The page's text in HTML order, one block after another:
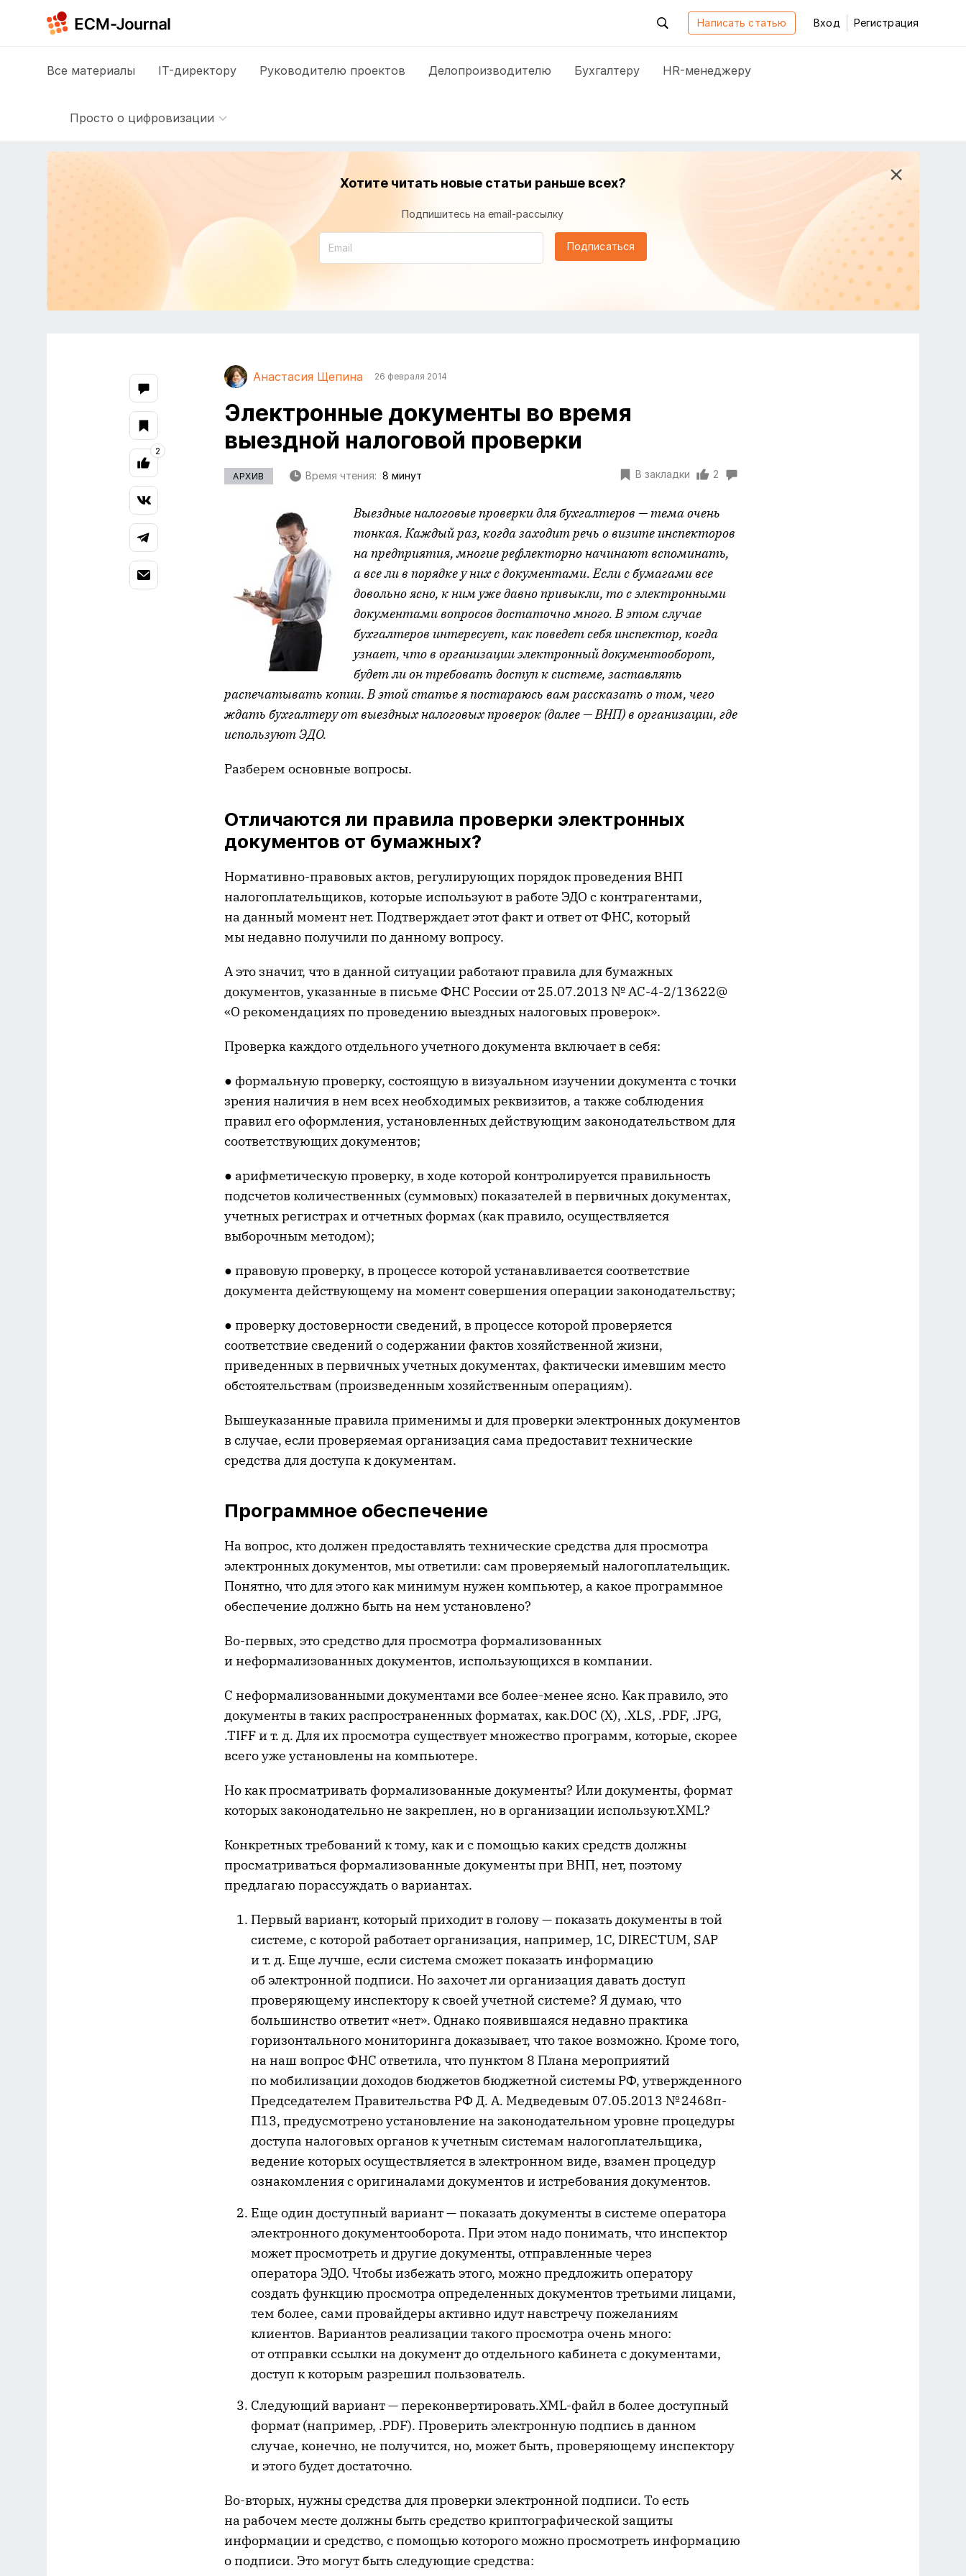
Написать статью Вход Регистрация
Все материалы IT-директору Руководителю проектов Делопроизводителю Бухгалтеру HR-менеджеру
Просто о цифровизации
Хотите читать новые статьи раньше всех?
Подпишитесь на email-рассылку
Подписаться
Анастасия Щепина 26 февраля 2014
Электронные документы во время
выездной налоговой проверки
АРХИВ Время чтения: 8 минут В закладки 2
Выездные налоговые проверки для бухгалтеров — тема очень
тонкая. Каждый раз, когда заходит речь о визите инспекторов
на предприятия, многие рефлекторно начинают вспоминать,
а все ли в порядке у них с документами. Если с бумагами все
довольно ясно, к ним уже давно привыкли, то с электронными
документами вопросов достаточно много. В этом случае
бухгалтеров интересует, как поведет себя инспектор, когда
узнает, что в организации электронный документооборот,
будет ли он требовать доступ к системе, заставлять
распечатывать копии. В этой статье я постараюсь вам рассказать о том, чего
ждать бухгалтеру от выездных налоговых проверок (далее — ВНП) в организации, где
используют ЭДО.
Разберем основные вопросы.
Отличаются ли правила проверки электронных
документов от бумажных?
Нормативно-правовых актов, регулирующих порядок проведения ВНП
налогоплательщиков, которые используют в работе ЭДО с контрагентами,
на данный момент нет. Подтверждает этот факт и ответ от ФНС, который
мы недавно получили по данному вопросу.
А это значит, что в данной ситуации работают правила для бумажных
документов, указанные в письме ФНС России от 25.07.2013 № АС-4-2/13622@
«О рекомендациях по проведению выездных налоговых проверок».
Проверка каждого отдельного учетного документа включает в себя:
● формальную проверку, состоящую в визуальном изучении документа с точки
зрения наличия в нем всех необходимых реквизитов, а также соблюдения
правил его оформления, установленных действующим законодательством для
соответствующих документов;
● арифметическую проверку, в ходе которой контролируется правильность
подсчетов количественных (суммовых) показателей в первичных документах,
учетных регистрах и отчетных формах (как правило, осуществляется
выборочным методом);
● правовую проверку, в процессе которой устанавливается соответствие
документа действующему на момент совершения операции законодательству;
● проверку достоверности сведений, в процессе которой проверяется
соответствие сведений о содержании фактов хозяйственной жизни,
приведенных в первичных учетных документах, фактически имевшим место
обстоятельствам (произведенным хозяйственным операциям).
Вышеуказанные правила применимы и для проверки электронных документов
в случае, если проверяемая организация сама предоставит технические
средства для доступа к документам.
Программное обеспечение
На вопрос, кто должен предоставлять технические средства для просмотра
электронных документов, мы ответили: сам проверяемый налогоплательщик.
Понятно, что для этого как минимум нужен компьютер, а какое программное
обеспечение должно быть на нем установлено?
Во-первых, это средство для просмотра формализованных
и неформализованных документов, использующихся в компании.
С неформализованными документами все более-менее ясно. Как правило, это
документы в таких распространенных форматах, как.DOC (X), .XLS, .PDF, .JPG,
.TIFF и т. д. Для их просмотра существует множество программ, которые, скорее
всего уже установлены на компьютере.
Но как просматривать формализованные документы? Или документы, формат
которых законодательно не закреплен, но в организации используют.XML?
Конкретных требований к тому, как и с помощью каких средств должны
просматриваться формализованные документы при ВНП, нет, поэтому
предлагаю порассуждать о вариантах.
Первый вариант, который приходит в голову — показать документы в той
системе, с которой работает организация, например, 1С, DIRECTUM, SAP
и т. д. Еще лучше, если система сможет показать информацию
об электронной подписи. Но захочет ли организация давать доступ
проверяющему инспектору к своей учетной системе? Я думаю, что
большинство ответит «нет». Однако появившаяся недавно практика
горизонтального мониторинга доказывает, что такое возможно. Кроме того,
на наш вопрос ФНС ответила, что пунктом 8 Плана мероприятий
по мобилизации доходов бюджетов бюджетной системы РФ, утвержденного
Председателем Правительства РФ Д. А. Медведевым 07.05.2013 № 2468п-
П13, предусмотрено установление на законодательном уровне процедуры
доступа налоговых органов к учетным системам налогоплательщика,
ведение которых осуществляется в электронном виде, взамен процедур
ознакомления с оригиналами документов и истребования документов.
Еще один доступный вариант — показать документы в системе оператора
электронного документооборота. При этом надо понимать, что инспектор
может просмотреть и другие документы, отправленные через
оператора ЭДО. Чтобы избежать этого, можно предложить оператору
создать функцию просмотра определенных документов третьими лицами,
тем более, сами провайдеры активно идут навстречу пожеланиям
клиентов. Вариантов реализации такого просмотра очень много:
от отправки ссылки на документ до отдельного кабинета с документами,
доступ к которым разрешил пользователь.
Следующий вариант — переконвертировать.XML-файл в более доступный
формат (например, .PDF). Проверить электронную подпись в данном
случае, конечно, не получится, но, может быть, проверяющему инспектору
и этого будет достаточно.
Во-вторых, нужны средства для проверки электронной подписи. То есть
на рабочем месте должны быть средство криптографической защиты
информации и средство, с помощью которого можно просмотреть информацию
о подписи. Это могут быть следующие средства:
2